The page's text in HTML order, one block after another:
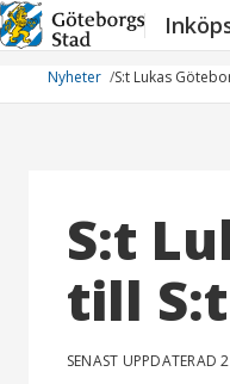
Hoppa
till
innehållNyheter S:t Lukas
S:t
till
SENAST UPPDATERAD